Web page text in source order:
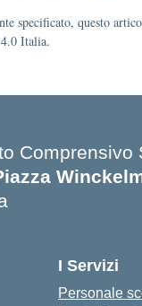
specificato, questo
Italia.
Comprensivo
I Servizi
Personale